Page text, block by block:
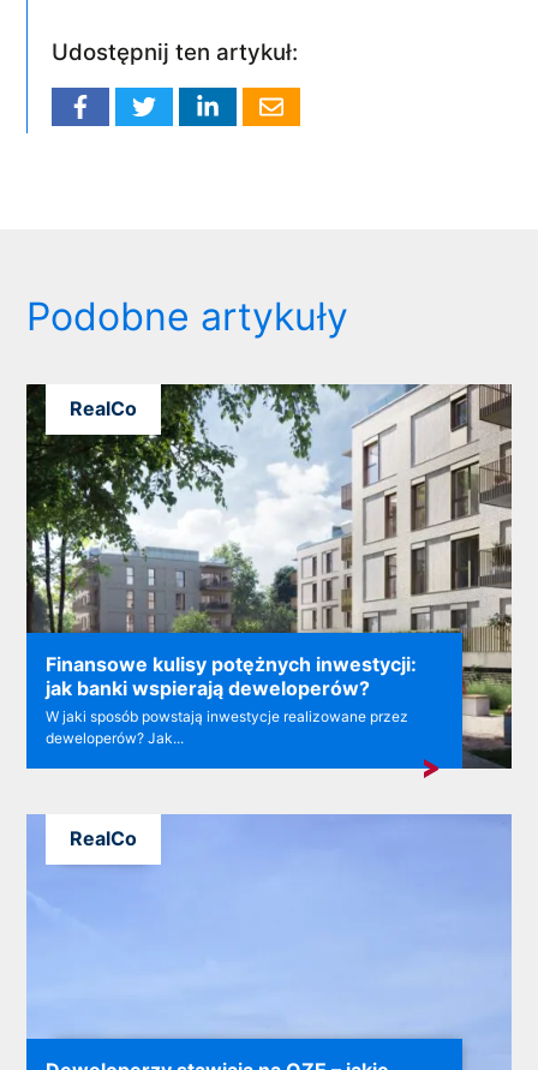
Udostępnij ten artykuł:
Podobne artykuły
Finansowe kulisy potężnych inwestycji:
jak banki wspierają deweloperów?
W jaki sposób powstają inwestycje realizowane przez
deweloperów? Jak...
RealCo
RealCo